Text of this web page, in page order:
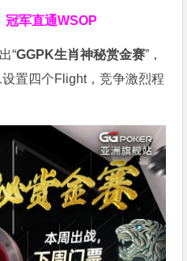
冠军直通WSOP
“GGPK生肖神秘赏金赛”，
设置四个Flight，竞争激烈程